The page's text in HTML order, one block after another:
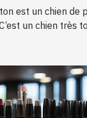
est un chien de
un chien très